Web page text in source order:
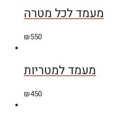
מעמד לכל מטרה
₪550
מעמד למטריות
₪450